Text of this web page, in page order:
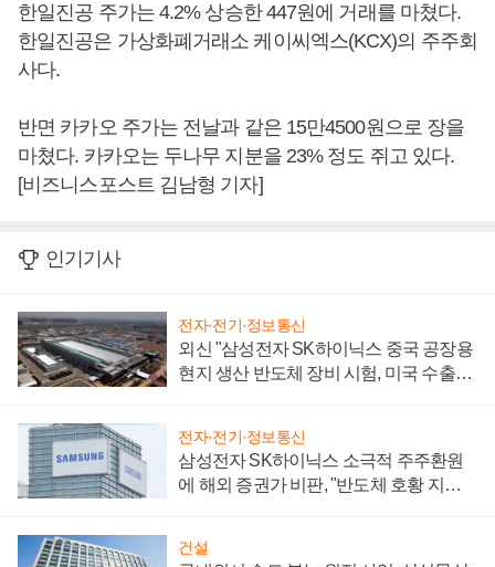
한일진공 주가는 4.2% 상승한 447원에 거래를 마쳤다.
한일진공은 가상화폐거래소 케이씨엑스(KCX)의 주주회
사다.
반면 카카오 주가는 전날과 같은 15만4500원으로 장을
마쳤다. 카카오는 두나무 지분을 23% 정도 쥐고 있다.
[비즈니스포스트 김남형 기자]
인기기사
전자·전기·정보통신
외신 "삼성전자 SK하이닉스 중국 공장용
현지 생산 반도체 장비 시험, 미국 수출통
전자·전기·정보통신
삼성전자 SK하이닉스 소극적 주주환원
에 해외 증권가 비판, "반도체 호황 지속
건설